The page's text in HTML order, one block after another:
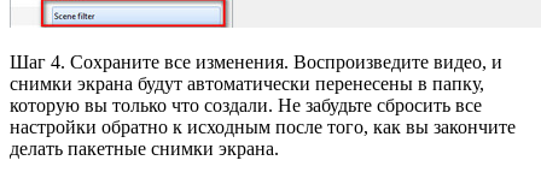
Шаг 4. Сохраните все изменения. Воспроизведите видео, и
снимки экрана будут автоматически перенесены в папку,
которую вы только что создали. Не забудьте сбросить все
настройки обратно к исходным после того, как вы закончите
делать пакетные снимки экрана.